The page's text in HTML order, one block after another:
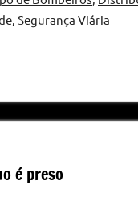
, Segurança Viária
é preso